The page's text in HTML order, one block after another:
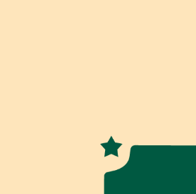
Premio Sorteo
El sorteo se realiza mediante
¿Por qué marcas eligen TPH